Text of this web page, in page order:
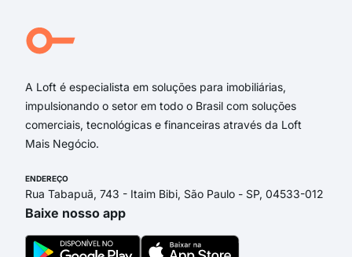
A Loft é especialista em soluções para imobiliárias,
impulsionando o setor em todo o Brasil com soluções
comerciais, tecnológicas e financeiras através da Loft
Mais Negócio.
ENDEREÇO
Rua Tabapuã, 743 - Itaim Bibi, São Paulo - SP, 04533-012
Baixe nosso app